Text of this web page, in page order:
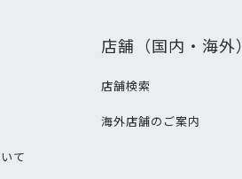
て
店舗（国内・海外）
店舗検索
海外店舗のご案内